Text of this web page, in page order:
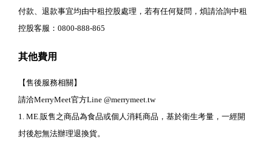
付款、退款事宜均由中租控股處理，若有任何疑問，煩請洽詢中租
控股客服：0800-888-865
其他費用
【售後服務相關】
請洽MerryMeet官方Line @merrymeet.tw
1. ME.販售之商品為食品或個人消耗商品，基於衛生考量，一經開
封後恕無法辦理退換貨。